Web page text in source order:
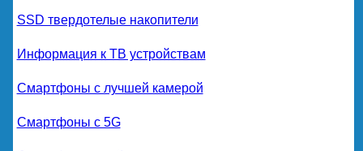
SSD твердотелые накопители
Информация к ТВ устройствам
Смартфоны с лучшей камерой
Смартфоны с 5G